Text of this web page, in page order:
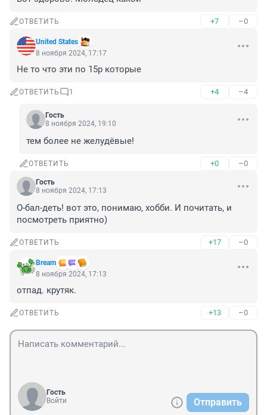
ОТВЕТИТЬ +7 –0
United States
8 ноября 2024, 17:17
Не то что эти по 15р которые
ОТВЕТИТЬ 1 +4 –4
Гость
8 ноября 2024, 19:10
тем более не желудёвые!
ОТВЕТИТЬ +0 –0
Гость
8 ноября 2024, 17:13
О-бал-деть! вот это, понимаю, хобби. И почитать, и
посмотреть приятно)
ОТВЕТИТЬ +17 –0
Bream
8 ноября 2024, 17:13
отпад. крутяк.
ОТВЕТИТЬ +13 –0
Гость
Войти
Отправить